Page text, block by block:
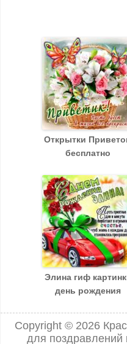
Открытки
бесплатно
Элина гиф
день рождения
Copyright © 2026
для поздравлений